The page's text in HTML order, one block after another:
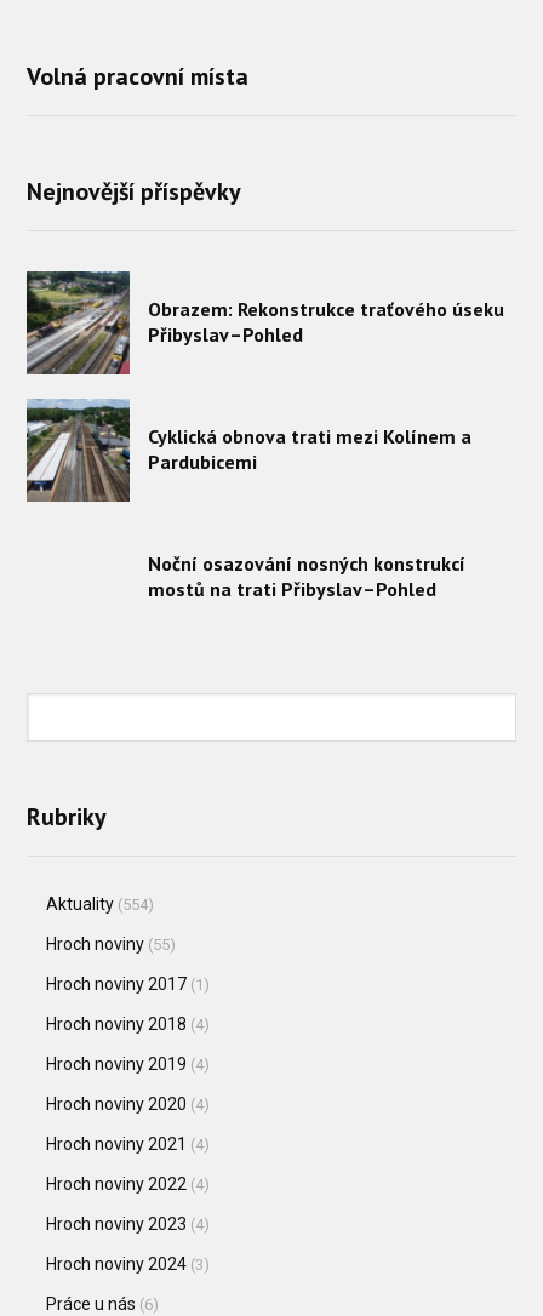
Volná pracovní místa
Nejnovější příspěvky
Obrazem: Rekonstrukce traťového úseku
Přibyslav–Pohled
Cyklická obnova trati mezi Kolínem a
Pardubicemi
Noční osazování nosných konstrukcí
mostů na trati Přibyslav–Pohled
Rubriky
Aktuality (554)
Hroch noviny (55)
Hroch noviny 2017 (1)
Hroch noviny 2018 (4)
Hroch noviny 2019 (4)
Hroch noviny 2020 (4)
Hroch noviny 2021 (4)
Hroch noviny 2022 (4)
Hroch noviny 2023 (4)
Hroch noviny 2024 (3)
Práce u nás (6)